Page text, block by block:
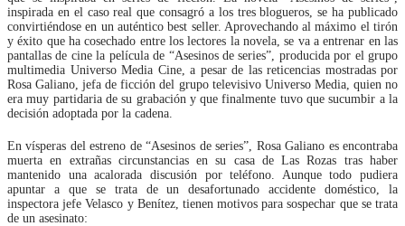
inspirada en el caso real que consagró a los tres blogueros, se ha publicado
convirtiéndose en un auténtico best seller. Aprovechando al máximo el tirón
y éxito que ha cosechado entre los lectores la novela, se va a entrenar en las
pantallas de cine la película de “Asesinos de series”, producida por el grupo
multimedia Universo Media Cine, a pesar de las reticencias mostradas por
Rosa Galiano, jefa de ficción del grupo televisivo Universo Media, quien no
era muy partidaria de su grabación y que finalmente tuvo que sucumbir a la
decisión adoptada por la cadena.
En vísperas del estreno de “Asesinos de series”, Rosa Galiano es encontraba
muerta en extrañas circunstancias en su casa de Las Rozas tras haber
mantenido una acalorada discusión por teléfono. Aunque todo pudiera
apuntar a que se trata de un desafortunado accidente doméstico, la
inspectora jefe Velasco y Benítez, tienen motivos para sospechar que se trata
de un asesinato: